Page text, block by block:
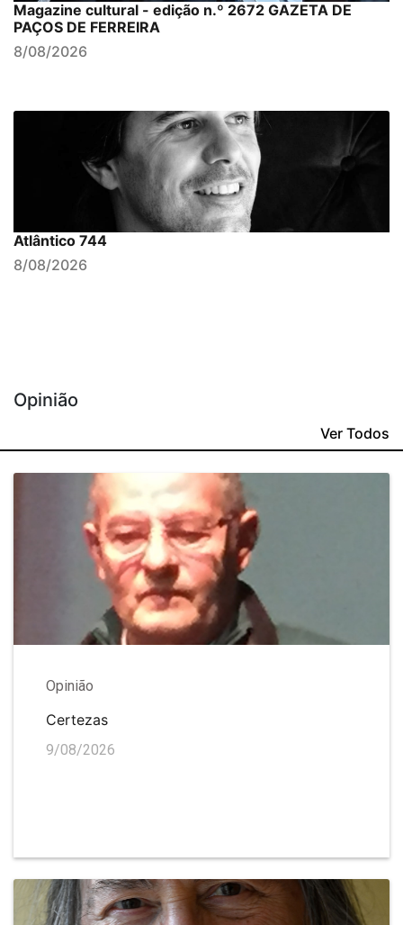
Magazine cultural - edição n.º 2672 GAZETA DE
PAÇOS DE FERREIRA
8/08/2026
Atlântico 744
8/08/2026
Opinião
Ver Todos
Opinião
Certezas
9/08/2026